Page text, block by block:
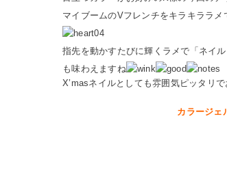
マイブームのVフレンチをキラキララメ
指先を動かすたびに輝くラメで「ネイ
も味わえますね
X’masネイルとしても雰囲気ピッタリ
カラージェ